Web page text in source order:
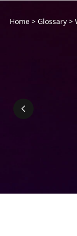
r
e
Home> Glossary>